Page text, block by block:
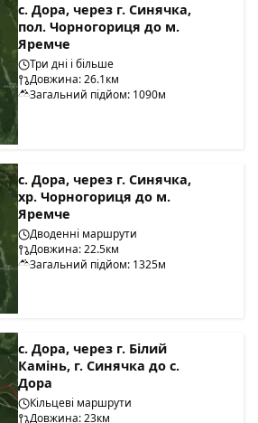
с. Дора, через г. Синячка,
пол. Чорногориця до м.
Яремче
Три дні і більше
Довжина: 26.1км
Загальний підйом: 1090м
с. Дора, через г. Синячка,
хр. Чорногориця до м.
Яремче
Дводенні маршрути
Довжина: 22.5км
Загальний підйом: 1325м
с. Дора, через г. Білий
Камінь, г. Синячка до с.
Дора
Кільцеві маршрути
Довжина: 23км